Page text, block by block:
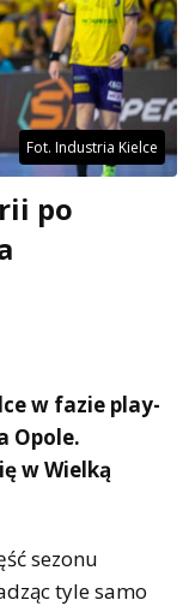
Fot. Industria Kielce
po
w fazie play-
Opole.
w Wielką
sezonu
tyle samo